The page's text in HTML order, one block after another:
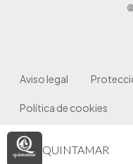
QUINTAMAR
Aviso legal
Política de cookies
©